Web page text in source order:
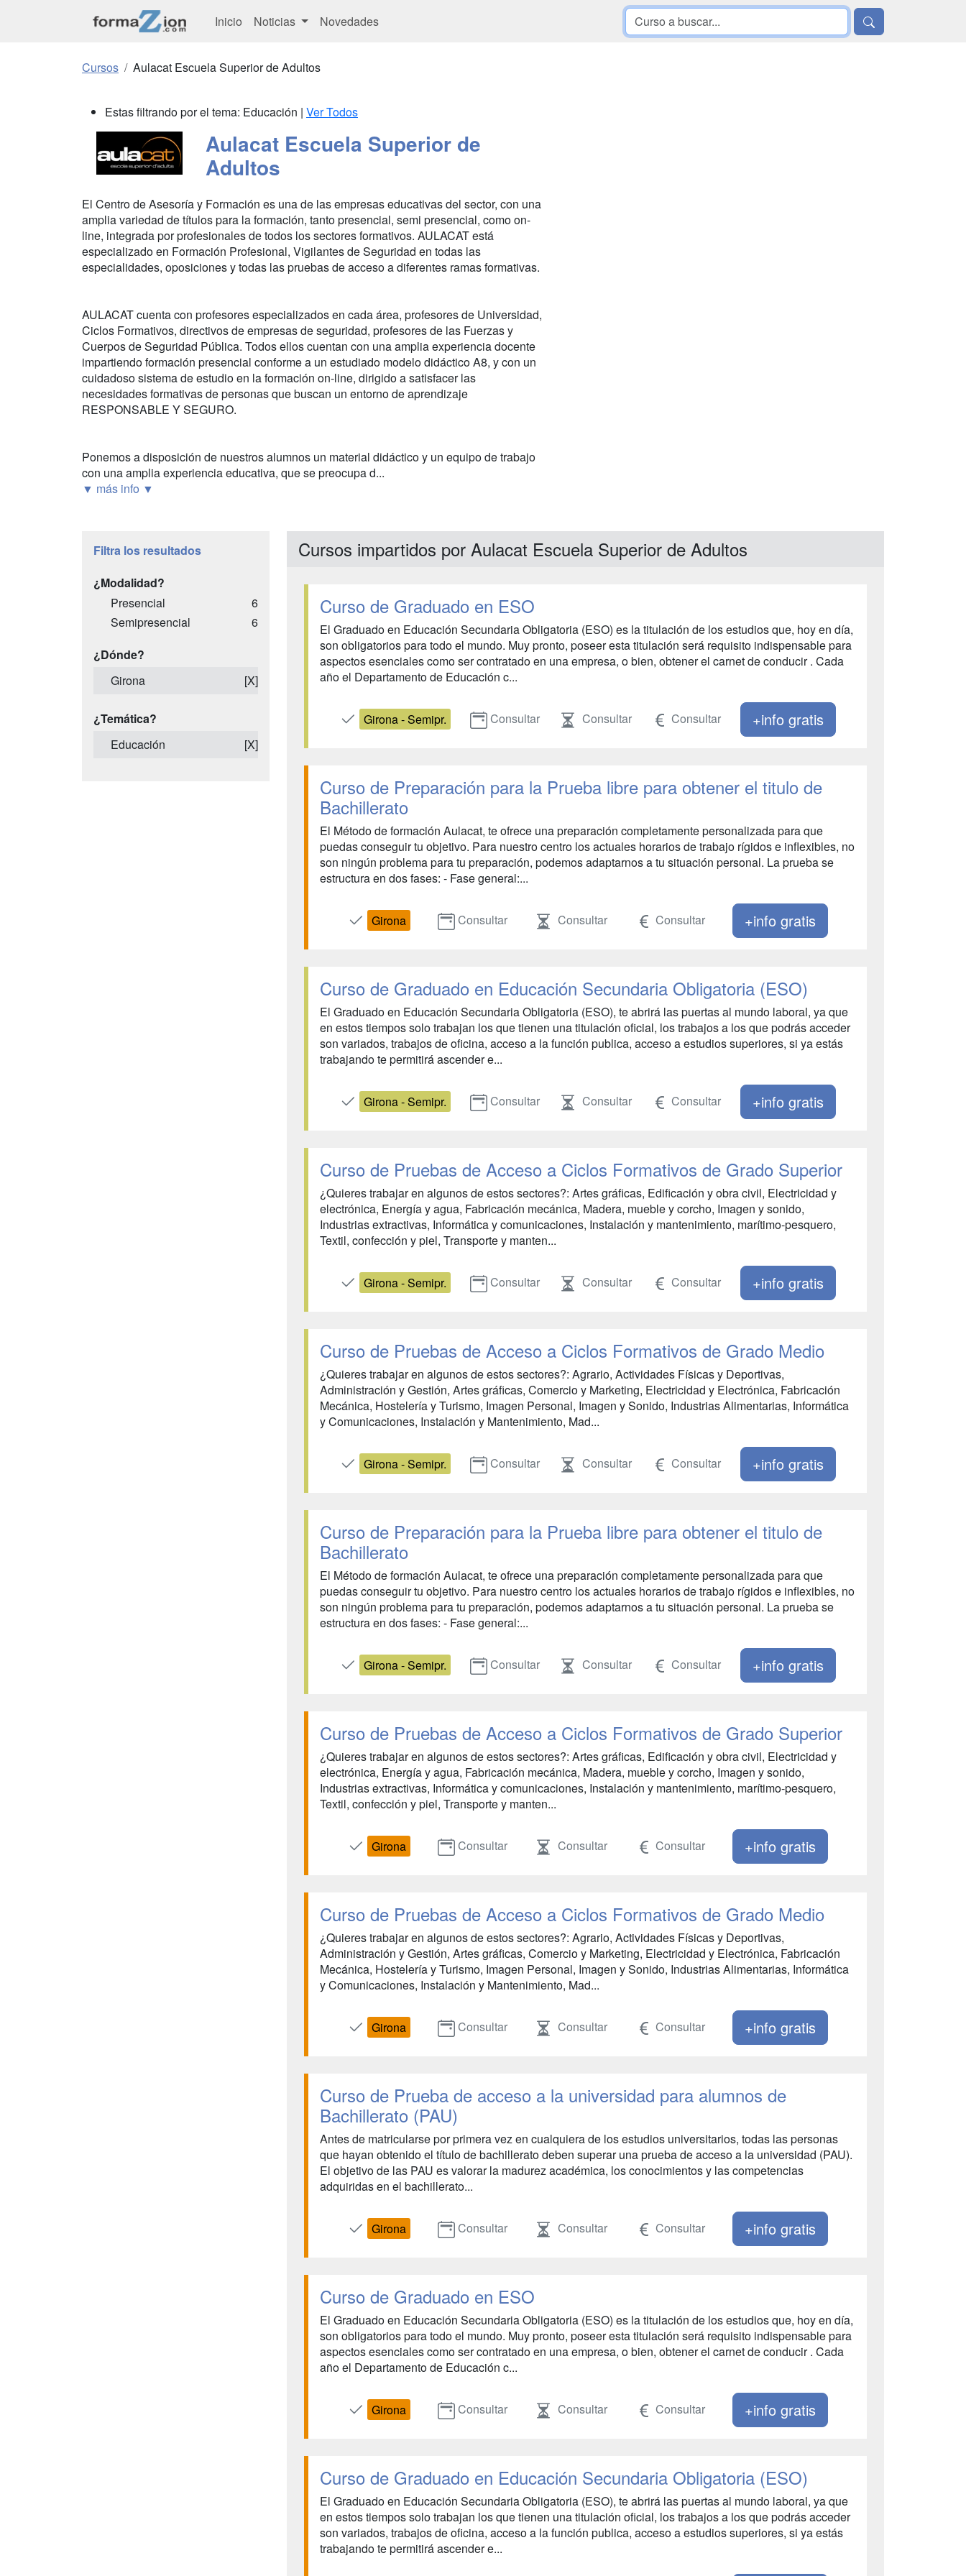
Inicio Noticias Novedades
Cursos Aulacat Escuela Superior de Adultos
Estas filtrando por el tema: Educación | Ver Todos
Aulacat Escuela Superior de
Adultos
El Centro de Asesoría y Formación es una de las empresas educativas del sector, con una
amplia variedad de títulos para la formación, tanto presencial, semi presencial, como on-
line, integrada por profesionales de todos los sectores formativos. AULACAT está
especializado en Formación Profesional, Vigilantes de Seguridad en todas las
especialidades, oposiciones y todas las pruebas de acceso a diferentes ramas formativas.
AULACAT cuenta con profesores especializados en cada área, profesores de Universidad,
Ciclos Formativos, directivos de empresas de seguridad, profesores de las Fuerzas y
Cuerpos de Seguridad Pública. Todos ellos cuentan con una amplia experiencia docente
impartiendo formación presencial conforme a un estudiado modelo didáctico A8, y con un
cuidadoso sistema de estudio en la formación on-line, dirigido a satisfacer las
necesidades formativas de personas que buscan un entorno de aprendizaje
RESPONSABLE Y SEGURO.
Ponemos a disposición de nuestros alumnos un material didáctico y un equipo de trabajo
con una amplia experiencia educativa, que se preocupa d...
▼ más info ▼
Filtra los resultados
¿Modalidad?
Presencial
6
Semipresencial
6
¿Dónde?
Girona
[X]
¿Temática?
Educación
[X]
Cursos impartidos por Aulacat Escuela Superior de Adultos
Curso de Graduado en ESO
El Graduado en Educación Secundaria Obligatoria (ESO) es la titulación de los estudios que, hoy en día,
son obligatorios para todo el mundo. Muy pronto, poseer esta titulación será requisito indispensable para
aspectos esenciales como ser contratado en una empresa, o bien, obtener el carnet de conducir . Cada
año el Departamento de Educación c...
Girona - Semipr. Consultar Consultar Consultar +info gratis
Curso de Preparación para la Prueba libre para obtener el titulo de
Bachillerato
El Método de formación Aulacat, te ofrece una preparación completamente personalizada para que
puedas conseguir tu objetivo. Para nuestro centro los actuales horarios de trabajo rígidos e inflexibles, no
son ningún problema para tu preparación, podemos adaptarnos a tu situación personal. La prueba se
estructura en dos fases: - Fase general:...
Girona Consultar Consultar Consultar +info gratis
Curso de Graduado en Educación Secundaria Obligatoria (ESO)
El Graduado en Educación Secundaria Obligatoria (ESO), te abrirá las puertas al mundo laboral, ya que
en estos tiempos solo trabajan los que tienen una titulación oficial, los trabajos a los que podrás acceder
son variados, trabajos de oficina, acceso a la función publica, acceso a estudios superiores, si ya estás
trabajando te permitirá ascender e...
Girona - Semipr. Consultar Consultar Consultar +info gratis
Curso de Pruebas de Acceso a Ciclos Formativos de Grado Superior
¿Quieres trabajar en algunos de estos sectores?: Artes gráficas, Edificación y obra civil, Electricidad y
electrónica, Energía y agua, Fabricación mecánica, Madera, mueble y corcho, Imagen y sonido,
Industrias extractivas, Informática y comunicaciones, Instalación y mantenimiento, marítimo-pesquero,
Textil, confección y piel, Transporte y manten...
Girona - Semipr. Consultar Consultar Consultar +info gratis
Curso de Pruebas de Acceso a Ciclos Formativos de Grado Medio
¿Quieres trabajar en algunos de estos sectores?: Agrario, Actividades Físicas y Deportivas,
Administración y Gestión, Artes gráficas, Comercio y Marketing, Electricidad y Electrónica, Fabricación
Mecánica, Hostelería y Turismo, Imagen Personal, Imagen y Sonido, Industrias Alimentarias, Informática
y Comunicaciones, Instalación y Mantenimiento, Mad...
Girona - Semipr. Consultar Consultar Consultar +info gratis
Curso de Preparación para la Prueba libre para obtener el titulo de
Bachillerato
El Método de formación Aulacat, te ofrece una preparación completamente personalizada para que
puedas conseguir tu objetivo. Para nuestro centro los actuales horarios de trabajo rígidos e inflexibles, no
son ningún problema para tu preparación, podemos adaptarnos a tu situación personal. La prueba se
estructura en dos fases: - Fase general:...
Girona - Semipr. Consultar Consultar Consultar +info gratis
Curso de Pruebas de Acceso a Ciclos Formativos de Grado Superior
¿Quieres trabajar en algunos de estos sectores?: Artes gráficas, Edificación y obra civil, Electricidad y
electrónica, Energía y agua, Fabricación mecánica, Madera, mueble y corcho, Imagen y sonido,
Industrias extractivas, Informática y comunicaciones, Instalación y mantenimiento, marítimo-pesquero,
Textil, confección y piel, Transporte y manten...
Girona Consultar Consultar Consultar +info gratis
Curso de Pruebas de Acceso a Ciclos Formativos de Grado Medio
¿Quieres trabajar en algunos de estos sectores?: Agrario, Actividades Físicas y Deportivas,
Administración y Gestión, Artes gráficas, Comercio y Marketing, Electricidad y Electrónica, Fabricación
Mecánica, Hostelería y Turismo, Imagen Personal, Imagen y Sonido, Industrias Alimentarias, Informática
y Comunicaciones, Instalación y Mantenimiento, Mad...
Girona Consultar Consultar Consultar +info gratis
Curso de Prueba de acceso a la universidad para alumnos de
Bachillerato (PAU)
Antes de matricularse por primera vez en cualquiera de los estudios universitarios, todas las personas
que hayan obtenido el título de bachillerato deben superar una prueba de acceso a la universidad (PAU).
El objetivo de las PAU es valorar la madurez académica, los conocimientos y las competencias
adquiridas en el bachillerato...
Girona Consultar Consultar Consultar +info gratis
Curso de Graduado en ESO
El Graduado en Educación Secundaria Obligatoria (ESO) es la titulación de los estudios que, hoy en día,
son obligatorios para todo el mundo. Muy pronto, poseer esta titulación será requisito indispensable para
aspectos esenciales como ser contratado en una empresa, o bien, obtener el carnet de conducir . Cada
año el Departamento de Educación c...
Girona Consultar Consultar Consultar +info gratis
Curso de Graduado en Educación Secundaria Obligatoria (ESO)
El Graduado en Educación Secundaria Obligatoria (ESO), te abrirá las puertas al mundo laboral, ya que
en estos tiempos solo trabajan los que tienen una titulación oficial, los trabajos a los que podrás acceder
son variados, trabajos de oficina, acceso a la función publica, acceso a estudios superiores, si ya estás
trabajando te permitirá ascender e...